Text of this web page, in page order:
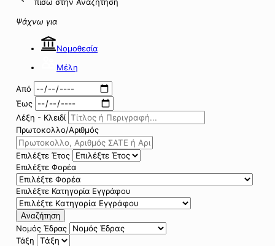
Ψάχνω για
Νομοθεσία
Μέλη
Από
Έως
Λέξη - Κλειδί
Πρωτοκολλο/Αριθμός
Επιλέξτε Έτος
Επιλέξτε Φορέα
Επιλέξτε Κατηγορία Εγγράφου
Αναζήτηση
Νομός Έδρας
Τάξη